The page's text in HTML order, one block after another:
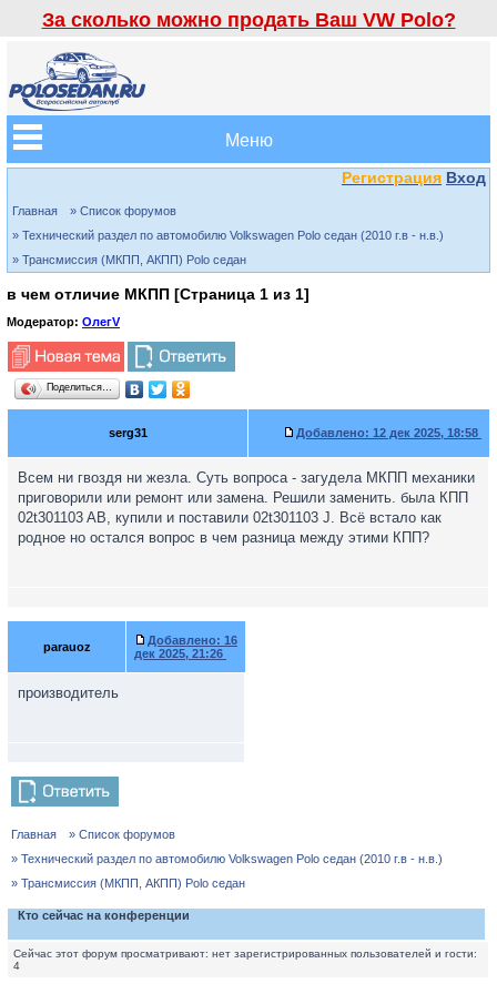
За сколько можно продать Ваш VW Polo?
Меню
Регистрация Вход
Главная
» Список форумов
» Технический раздел по автомобилю Volkswagen Polo седан (2010 г.в - н.в.)
» Трансмиссия (МКПП, АКПП) Polo седан
в чем отличие МКПП [Страница 1 из 1]
Модератор: ОлегV
Поделиться…
serg31 Добавлено: 12 дек 2025, 18:58
Всем ни гвоздя ни жезла. Суть вопроса - загудела МКПП механики
приговорили или ремонт или замена. Решили заменить. была КПП
02t301103 AB, купили и поставили 02t301103 J. Всё встало как
родное но остался вопрос в чем разница между этими КПП?
parauoz Добавлено: 16
дек 2025, 21:26
производитель
Главная
» Список форумов
» Технический раздел по автомобилю Volkswagen Polo седан (2010 г.в - н.в.)
» Трансмиссия (МКПП, АКПП) Polo седан
Кто сейчас на конференции
Сейчас этот форум просматривают: нет зарегистрированных пользователей и гости:
4